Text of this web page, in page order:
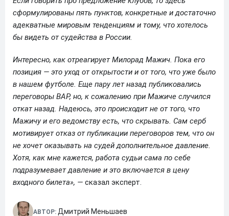
сформулированы пять пунктов, конкретные и достаточно
адекватные мировым тенденциям и тому, что хотелось
бы видеть от судейства в России.
Интересно, как отреагирует Милорад Мажич. Пока его
позиция — это уход от открытости и от того, что уже было
в нашем футболе. Еще пару лет назад публиковались
переговоры ВАР, но, к сожалению при Мажиче случился
откат назад. Надеюсь, это происходит не от того, что
Мажичу и его ведомству есть, что скрывать. Сам серб
мотивирует отказ от публикации переговоров тем, что он
не хочет оказывать на судей дополнительное давление.
Хотя, как мне кажется, работа судьи сама по себе
подразумевает давление и это включается в цену
входного билета», — сказал эксперт.
АВТОР: Дмитрий Меньшаев